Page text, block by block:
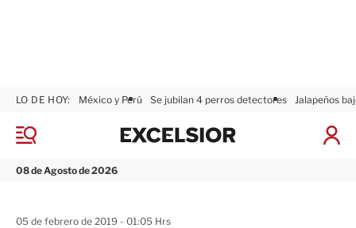
M
n
08 de Agosto de 2026
LO DE HOY: México y Perú Se jubilan 4 perros detectores Jalapeños
I
x
05 de febrero de 2019 - 01:05 Hrs